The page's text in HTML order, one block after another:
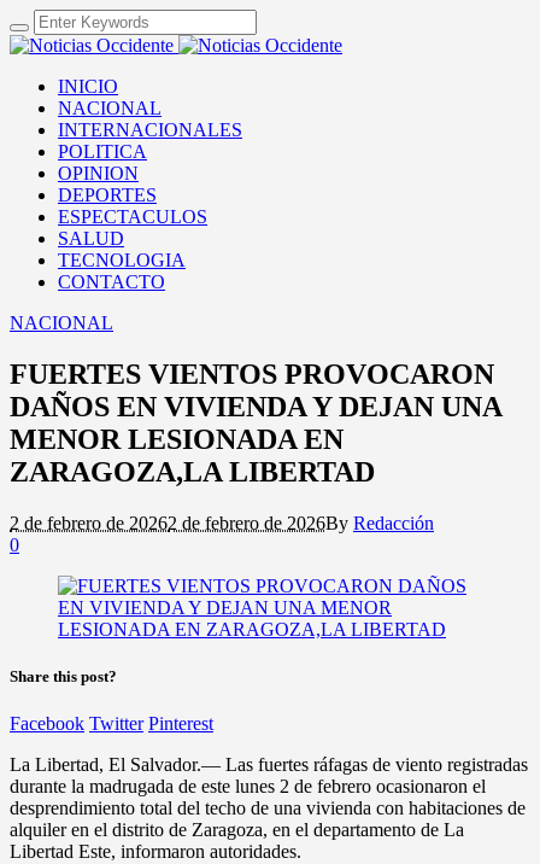
INICIO
NACIONAL
INTERNACIONALES
POLITICA
OPINION
DEPORTES
ESPECTACULOS
SALUD
TECNOLOGIA
CONTACTO
NACIONAL
FUERTES VIENTOS PROVOCARON
DAÑOS EN VIVIENDA Y DEJAN UNA
MENOR LESIONADA EN
ZARAGOZA,LA LIBERTAD
2 de febrero de 20262 de febrero de 2026By Redacción
0
Share this post?
Facebook Twitter Pinterest
La Libertad, El Salvador.— Las fuertes ráfagas de viento registradas
durante la madrugada de este lunes 2 de febrero ocasionaron el
desprendimiento total del techo de una vivienda con habitaciones de
alquiler en el distrito de Zaragoza, en el departamento de La
Libertad Este, informaron autoridades.